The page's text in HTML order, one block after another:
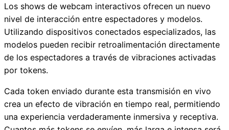
Los shows de webcam interactivos ofrecen un nuevo
nivel de interacción entre espectadores y modelos.
Utilizando dispositivos conectados especializados, las
modelos pueden recibir retroalimentación directamente
de los espectadores a través de vibraciones activadas
por tokens.
Cada token enviado durante esta transmisión en vivo
crea un efecto de vibración en tiempo real, permitiendo
una experiencia verdaderamente inmersiva y receptiva.